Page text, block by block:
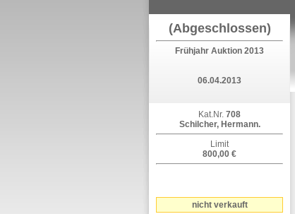
(Abgeschlossen)
Frühjahr Auktion 2013
06.04.2013
Kat.Nr. 708
Schilcher, Hermann.
Limit
800,00 €
nicht verkauft